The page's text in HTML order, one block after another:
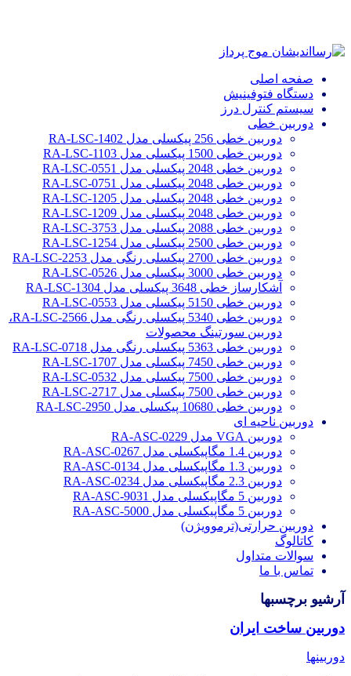
صفحه اصلی
دستگاه فتوفینیش
سیستم کنترل درز
دوربین خطی
دوربین خطی 256 پیکسلی مدل RA-LSC-1402
دوربین خطی 1500 پیکسلی مدل RA-LSC-1103
دوربین خطی 2048 پیکسلی مدل RA-LSC-0551
دوربین خطی 2048 پیکسلی مدل RA-LSC-0751
دوربین خطی 2048 پیکسلی مدل RA-LSC-1205
دوربین خطی 2048 پیکسلی مدل RA-LSC-1209
دوربین خطی 2088 پیکسلی مدل RA-LSC-3753
دوربین خطی 2500 پیکسلی مدل RA-LSC-1254
دوربین خطی 2700 پیکسلی رنگی مدل RA-LSC-2253
دوربین خطی 3000 پیکسلی مدل RA-LSC-0526
آشکارساز خطی 3648 پیکسلی مدل RA-LSC-1304
دوربین خطی 5150 پیکسلی مدل RA-LSC-0553
دوربین خطی 5340 پیکسلی رنگی مدل RA-LSC-2566،
دوربین سورتینگ محصولات
دوربین خطی 5363 پیکسلی رنگی مدل RA-LSC-0718
دوربین خطی 7450 پیکسلی مدل RA-LSC-1707
دوربین خطی 7500 پیکسلی مدل RA-LSC-0532
دوربین خطی 7500 پیکسلی مدل RA-LSC-2717
دوربین خطی 10680 پیکسلی مدل RA-LSC-2950
دوربین ناحیه ای
دوربین VGA مدل RA-ASC-0229
دوربین 1.4 مگاپیکسلی مدل RA-ASC-0267
دوربین 1.3 مگاپیکسلی مدل RA-ASC-0134
دوربین 2.3 مگاپیکسلی مدل RA-ASC-0234
دوربین 5 مگاپیکسلی مدل RA-ASC-9031
دوربین 5 مگاپیکسلی مدل RA-ASC-5000
دوربین حرارتی(ترموویژن)
کاتالوگ
سوالات متداول
تماس با ما
آرشیو برچسبها
دوربین ساخت ایران
دوربینها